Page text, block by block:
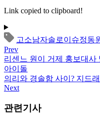
Link copied to clipboard!
고소남자솔로이슈정동
Prev
리센느 원이 거제 홍보대사
아이돌
의리와 경솔함 사이? 지드
Next
관련기사